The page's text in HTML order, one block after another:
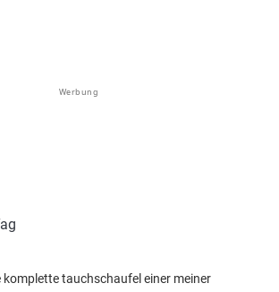
Werbung
komplette tauchschaufel einer meiner